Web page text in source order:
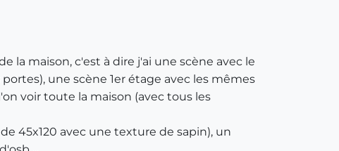
la maison, c'est à dire j'ai une scène avec le
une scène 1er étage avec les mêmes
voir toute la maison (avec tous les
45x120 avec une texture de sapin), un